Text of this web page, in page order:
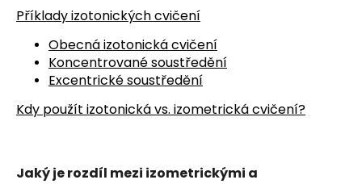
Příklady izotonických cvičení
Obecná izotonická cvičení
Koncentrované soustředění
Excentrické soustředění
Kdy použít izotonická vs. izometrická cvičení?
Jaký je rozdíl mezi izometrickými a